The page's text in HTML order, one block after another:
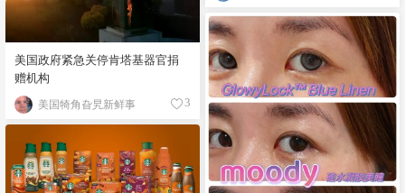
美国政府紧急关停肯塔基器官捐
赠机构
美国犄角旮旯新鲜事 3